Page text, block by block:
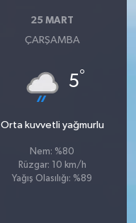
25 MART
ÇARŞAMBA
5°
Orta kuvvetli yağmurlu
Nem: %80
Rüzgar: 10 km/h
Yağış Olasılığı: %89